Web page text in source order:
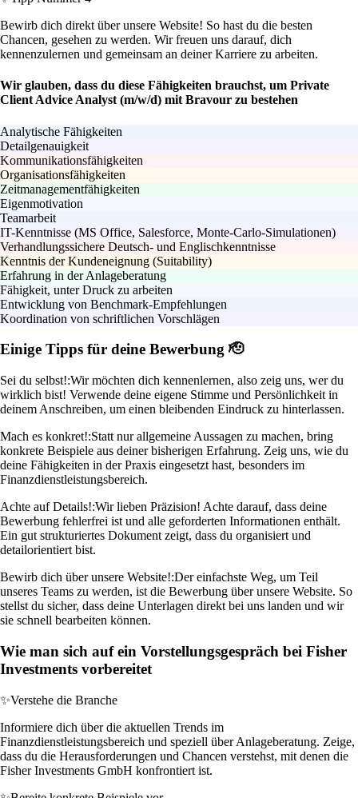
Bewirb dich direkt über unsere Website! So hast du die besten
Chancen, gesehen zu werden. Wir freuen uns darauf, dich
kennenzulernen und gemeinsam an deiner Karriere zu arbeiten.
Wir glauben, dass du diese Fähigkeiten brauchst, um Private
Client Advice Analyst (m/w/d) mit Bravour zu bestehen
Analytische Fähigkeiten
Detailgenauigkeit
Kommunikationsfähigkeiten
Organisationsfähigkeiten
Zeitmanagementfähigkeiten
Eigenmotivation
Teamarbeit
IT-Kenntnisse (MS Office, Salesforce, Monte-Carlo-Simulationen)
Verhandlungssichere Deutsch- und Englischkenntnisse
Kenntnis der Kundeneignung (Suitability)
Erfahrung in der Anlageberatung
Fähigkeit, unter Druck zu arbeiten
Entwicklung von Benchmark-Empfehlungen
Koordination von schriftlichen Vorschlägen
Einige Tipps für deine Bewerbung 🫡
Sei du selbst!:Wir möchten dich kennenlernen, also zeig uns, wer du
wirklich bist! Verwende deine eigene Stimme und Persönlichkeit in
deinem Anschreiben, um einen bleibenden Eindruck zu hinterlassen.
Mach es konkret!:Statt nur allgemeine Aussagen zu machen, bring
konkrete Beispiele aus deiner bisherigen Erfahrung. Zeig uns, wie du
deine Fähigkeiten in der Praxis eingesetzt hast, besonders im
Finanzdienstleistungsbereich.
Achte auf Details!:Wir lieben Präzision! Achte darauf, dass deine
Bewerbung fehlerfrei ist und alle geforderten Informationen enthält.
Ein gut strukturiertes Dokument zeigt, dass du organisiert und
detailorientiert bist.
Bewirb dich über unsere Website!:Der einfachste Weg, um Teil
unseres Teams zu werden, ist die Bewerbung über unsere Website. So
stellst du sicher, dass deine Unterlagen direkt bei uns landen und wir
sie schnell bearbeiten können.
Wie man sich auf ein Vorstellungsgespräch bei Fisher
Investments vorbereitet
✨Verstehe die Branche
Informiere dich über die aktuellen Trends im
Finanzdienstleistungsbereich und speziell über Anlageberatung. Zeige,
dass du die Herausforderungen und Chancen verstehst, mit denen die
Fisher Investments GmbH konfrontiert ist.